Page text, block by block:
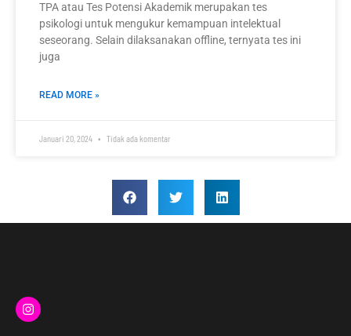
TPA atau Tes Potensi Akademik merupakan tes
psikologi untuk mengukur kemampuan intelektual
seseorang. Selain dilaksanakan offline, ternyata tes ini
juga
READ MORE »
Januari 20, 2024 Tidak ada komentar
I
n
s